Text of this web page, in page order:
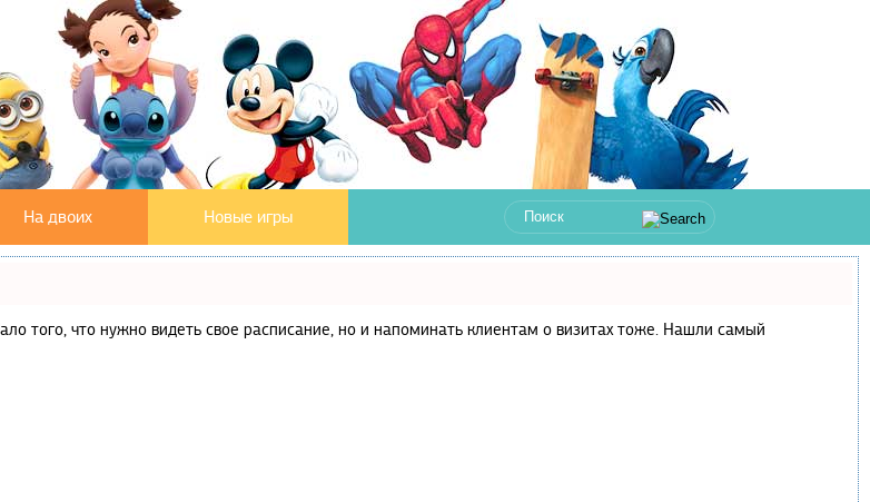
На двоих Новые игры
того, что нужно видеть свое расписание, но и напоминать клиентам о визитах тоже. Нашли самый